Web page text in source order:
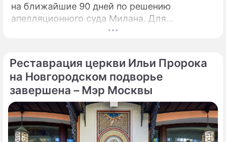
на ближайшие 90 дней по решению
апелляционного суда Милана. Для
возобновления производства необходимо
сообщает портал Eurometal.
Металлургический завод компании Acciaierie
d'Italia (ADI), ранее известной как Ilva
(Ильва), является крупнейшим на
территории Европы.
Реставрация церкви Ильи Пророка
на Новгородском подворье
завершена – Мэр Москвы